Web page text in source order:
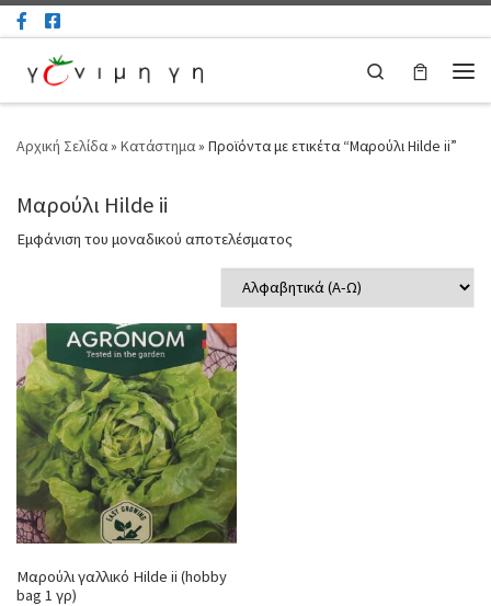
Μετάβαση στο περιεχόμενο
Search
Αρχική Σελίδα» Κατάστημα» Προϊόντα με ετικέτα “Μαρούλι Hilde ii”
Μαρούλι Hilde ii
Εμφάνιση του μοναδικού αποτελέσματος
Μαρούλι γαλλικό Hilde ii (hobby
bag 1 γρ)